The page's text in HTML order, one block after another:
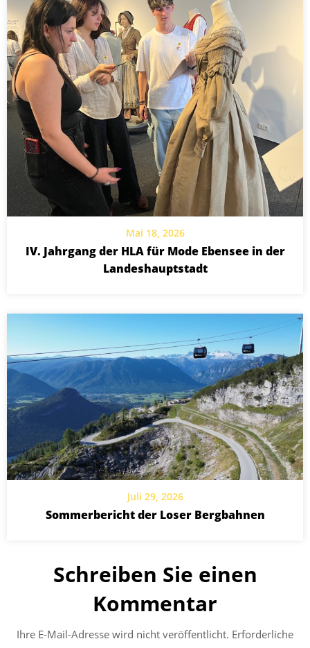
Mai 18, 2026
IV. Jahrgang der HLA für Mode Ebensee in der
Landeshauptstadt
Juli 29, 2026
Sommerbericht der Loser Bergbahnen
Schreiben Sie einen
Kommentar
Ihre E-Mail-Adresse wird nicht veröffentlicht. Erforderliche